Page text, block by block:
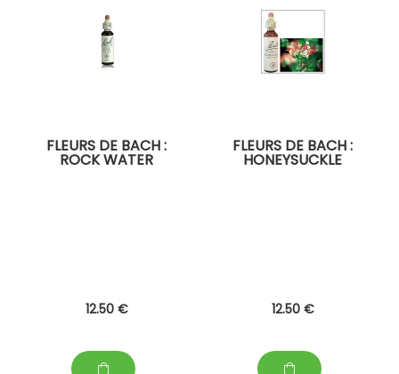
FLEURS DE BACH :
ROCK WATER
12.50 €
FLEURS DE BACH :
HONEYSUCKLE
12.50 €